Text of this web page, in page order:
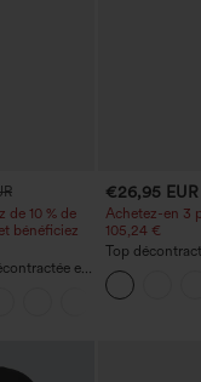
de 10 % de
bénéficiez
en
avec poche
€26,95 EUR
Achetez-en 3
105,24 €
Top
manches